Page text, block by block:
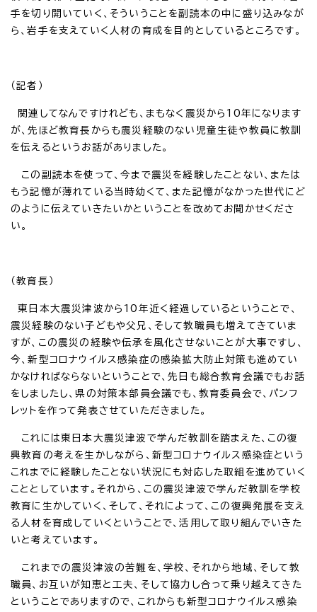
手を切り開いていく、そういうことを副読本の中に盛り込みなが
ら、岩手を支えていく人材の育成を目的としているところです。
（記者）
関連してなんですけれども、まもなく震災から10年になります
が、先ほど教育長からも震災経験のない児童生徒や教員に教訓
を伝えるというお話がありました。
この副読本を使って、今まで震災を経験したことない、または
もう記憶が薄れている当時幼くて、また記憶がなかった世代にど
のように伝えていきたいかということを改めてお聞かせくださ
い。
（教育長）
東日本大震災津波から10年近く経過しているということで、
震災経験のない子どもや父兄、そして教職員も増えてきていま
すが、この震災の経験や伝承を風化させないことが大事ですし、
今、新型コロナウイルス感染症の感染拡大防止対策も進めてい
かなければならないということで、先日も総合教育会議でもお話
をしましたし、県の対策本部員会議でも、教育委員会で、パンフ
レットを作って発表させていただきました。
これには東日本大震災津波で学んだ教訓を踏まえた、この復
興教育の考えを生かしながら、新型コロナウイルス感染症という
これまでに経験したことない状況にも対応した取組を進めていく
こととしています。それから、この震災津波で学んだ教訓を学校
教育に生かしていく、そして、それによって、この復興発展を支え
る人材を育成していくということで、活用して取り組んでいきた
いと考えています。
これまでの震災津波の苦難を、学校、それから地域、そして教
職員、お互いが知恵と工夫、そして協力し合って乗り越えてきた
ということでありますので、これからも新型コロナウイルス感染